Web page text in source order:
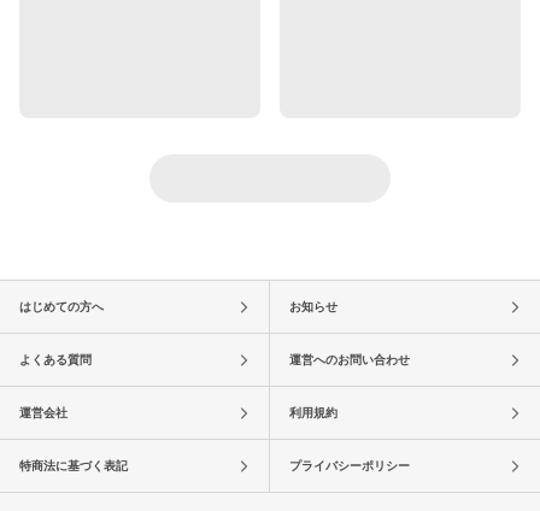
はじめての方へ お知らせ
よくある質問 運営へのお問い合わせ
運営会社 利用規約
特商法に基づく表記 プライバシーポリシー